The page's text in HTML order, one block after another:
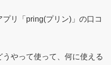
リ「pring(プリン)」の口コ
やって使って、何に使える